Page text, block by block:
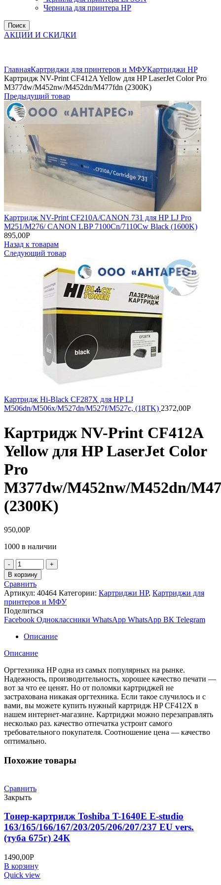
Чернила для принтера HP
Поиск
АКЦИИ И СКИДКИ
ГлавнаяКартриджи для принтеров и МФУКартриджи HP
Картридж NV-Print CF412A Yellow для HP LaserJet Color Pro
M377dw/M452nw/M452dn/M477fdn (2300K)
Предыдущий товар
Картридж NV-Print CF210A/CANON 731 для НР LJ Pro
M251/M276/ CANON LBP 7100Cn/7110Cw Black (1600K)
895,00Р
Назад к товарам
Следующий товар
Картридж Hi-Black CF287X для HP LJ
M506dn/M506x/M527dn/M527f/M527c, (18TK) 2372,00Р
Картридж NV-Print CF412A
Yellow для HP LaserJet Color
Pro
M377dw/M452nw/M452dn/
(2300K)
950,00Р
1000 в наличии
Количество
товара
Картридж
NV-
Print
CF412A
Yellow
для
HP
LaserJet
Color
M377dw/M452nw/M452dn/M477fdn
(2300K)
В корзину
Сравнить
Артикул: 40464 Категории: Картриджи HP, Картриджи для
принтеров и МФУ
Поделиться
Facebook Одноклассники WhatsApp WhatsApp ВК Telegram
Описание
Описание
Оргтехника HP одна из самых популярных на рынке.
Надежность, производительность, хорошее качество печати —
вот за что ее ценят. Но от поломки картриджей не
застрахована никакая оргтехника. Если такое случилось и с
вами, вы можете купить нужный картридж HP CF412X в
нашем интернет-магазине. Картриджи можно перезаправлять
несколько раз. качество отпечатка устроит самого
требовательного покупателя. Соотношение цена — качество
оптимально.
Похожие товары
Сравнить
Закрыть
Тонер-картридж Toshiba T-1640E E-studio
163/165/166/167/203/205/206/207/237 EU vers.
(туба 675г) 24К
1490,00Р
В корзину
Quick view